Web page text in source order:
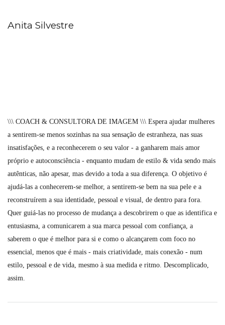
Anita Silvestre
\\\ COACH & CONSULTORA DE IMAGEM \\\ Espera ajudar mulheres
a sentirem-se menos sozinhas na sua sensação de estranheza, nas suas
insatisfações, e a reconhecerem o seu valor - a ganharem mais amor
próprio e autoconsciência - enquanto mudam de estilo & vida sendo mais
autênticas, não apesar, mas devido a toda a sua diferença. O objetivo é
ajudá-las a conhecerem-se melhor, a sentirem-se bem na sua pele e a
reconstruírem a sua identidade, pessoal e visual, de dentro para fora.
Quer guiá-las no processo de mudança a descobrirem o que as identifica e
entusiasma, a comunicarem a sua marca pessoal com confiança, a
saberem o que é melhor para si e como o alcançarem com foco no
essencial, menos que é mais - mais criatividade, mais conexão - num
estilo, pessoal e de vida, mesmo à sua medida e ritmo. Descomplicado,
assim.